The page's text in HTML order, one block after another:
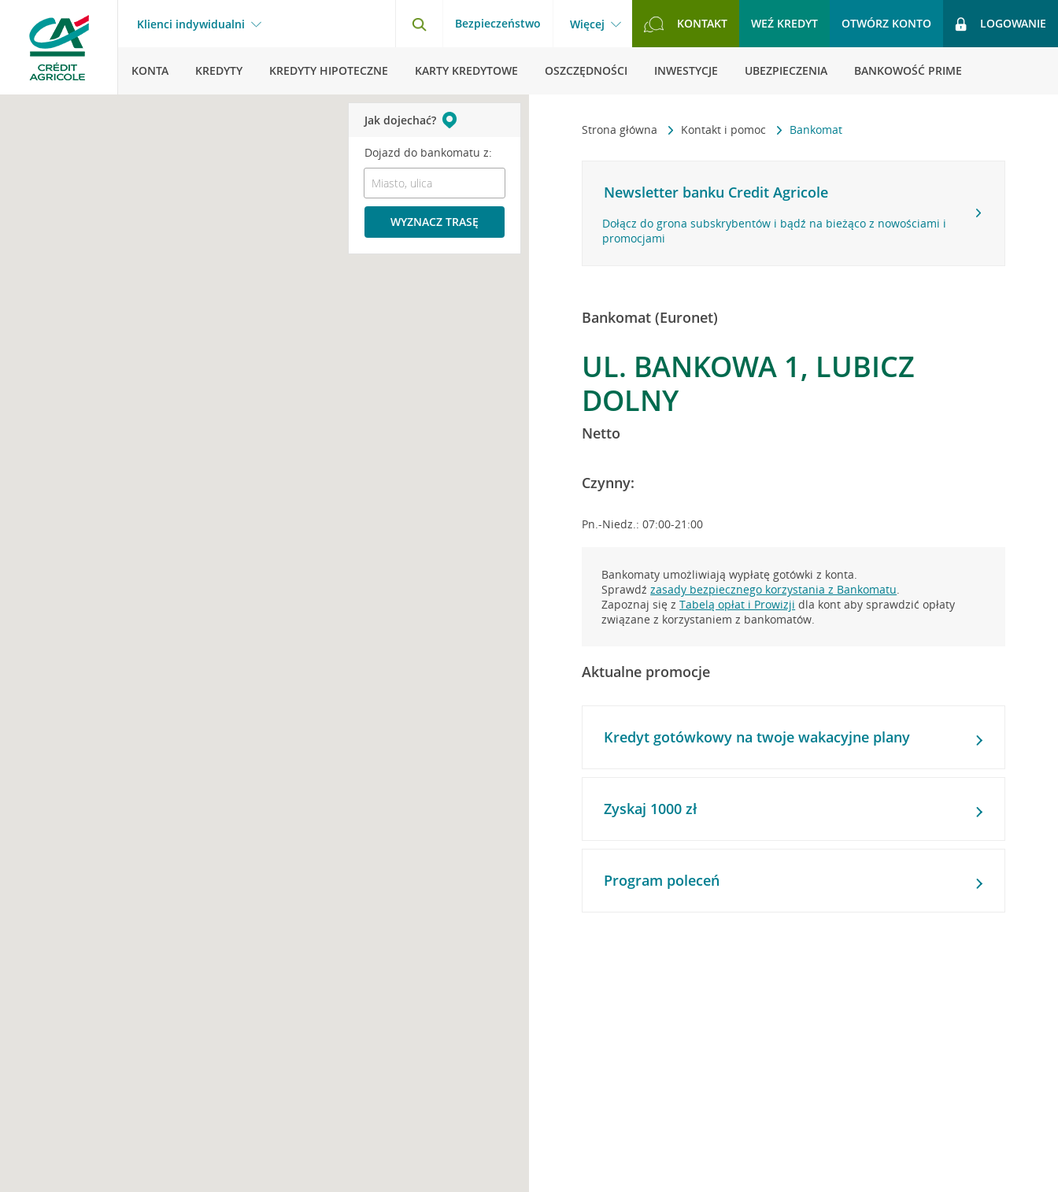
Klienci indywidualni Bezpieczeństwo Więcej KONTAKT WEŹ KREDYT OTWÓRZ KONTO LOGOWANIE
KONTA KREDYTY KREDYTY HIPOTECZNE KARTY KREDYTOWE OSZCZĘDNOŚCI INWESTYCJE UBEZPIECZENIA BANKOWOŚĆ PRIME
Strona główna Kontakt i pomoc Bankomat
Newsletter banku Credit Agricole
Dołącz do grona subskrybentów i bądź na bieżąco z nowościami i
promocjami
Bankomat (Euronet)
UL. BANKOWA 1, LUBICZ
DOLNY
Netto
Czynny:
Pn.-Niedz.: 07:00-21:00
Bankomaty umożliwiają wypłatę gotówki z konta.
Sprawdźzasady bezpiecznego korzystania z Bankomatu.
Zapoznaj się zTabelą opłat i Prowizji dla kont aby sprawdzić opłaty
związane z korzystaniem z bankomatów.
Aktualne promocje
Kredyt gotówkowy na twoje wakacyjne plany
Zyskaj 1000 zł
Program poleceń
Jak dojechać?
Dojazd do bankomatu z:
WYZNACZ TRASĘ